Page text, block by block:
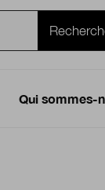
Qui sommes-